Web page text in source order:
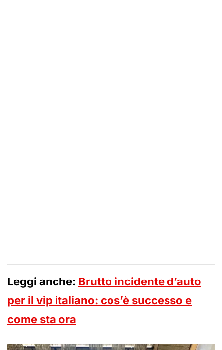
Leggi anche: Brutto incidente d’auto
per il vip italiano: cos’è successo e
come sta ora